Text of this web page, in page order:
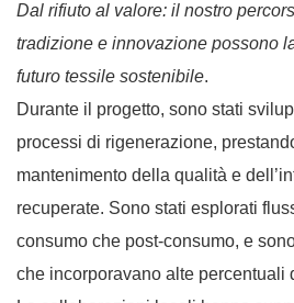
Dal rifiuto al valore: il nostro
tradizione e innovazione possono
futuro tessile sostenibile.
Durante il progetto, sono stati
processi di rigenerazione,
mantenimento della qualità e
recuperate. Sono stati esplorati
consumo che post-consumo, e
che incorporavano alte percentuali